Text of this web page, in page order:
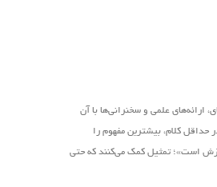
ارائه‌های علمی و سخنرانی‌ها با آن
حداقل کلام، بیشترین مفهوم را
است»؛ تمثیل کمک می‌کنند که حتی